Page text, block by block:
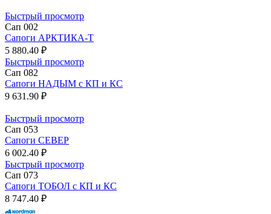
Быстрый просмотр
Сап 002
Сапоги АРКТИКА-Т
5 880.40 ₽
Быстрый просмотр
Сап 082
Сапоги НАДЫМ с КП и КС
9 631.90 ₽
Быстрый просмотр
Сап 053
Сапоги СЕВЕР
6 002.40 ₽
Быстрый просмотр
Сап 073
Сапоги ТОБОЛ с КП и КС
8 747.40 ₽